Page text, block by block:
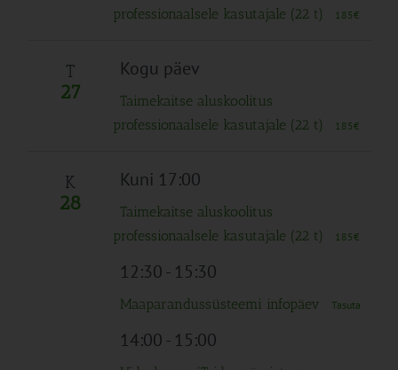
professionaalsele kasutajale (22 t)
185€
T
27
Kogu päev
Taimekaitse aluskoolitus
professionaalsele kasutajale (22 t)
185€
K
28
Kuni 17:00
Taimekaitse aluskoolitus
professionaalsele kasutajale (22 t)
185€
12:30- 15:30
Maaparandussüsteemi infopäev Tasuta
14:00- 15:00